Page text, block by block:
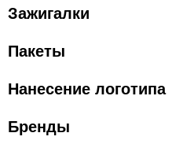
Зажигалки
Пакеты
Нанесение логотипа
Бренды